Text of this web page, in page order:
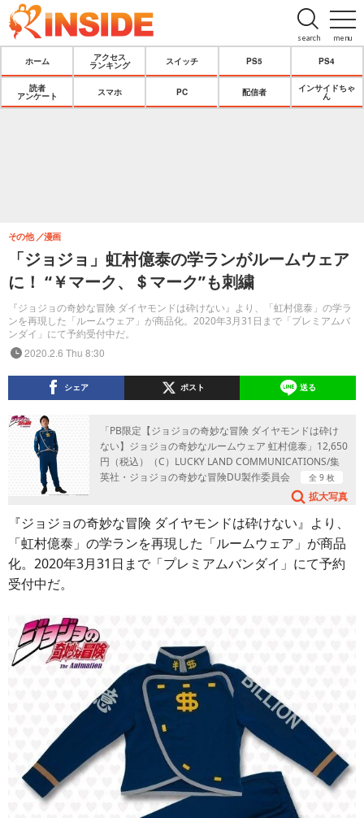
menu
search
ホーム
アクセス
ランキング
スイッチ PS5 PS4
読者
アンケート
スマホ PC 配信者
インサイドちゃ
ん
「ジョジョ」虹村億泰の学ランがルームウェア
に！ “￥マーク、＄マーク”も刺繍
『ジョジョの奇妙な冒険 ダイヤモンドは砕けない』より、「虹村億泰」の学ラ
ンを再現した「ルームウェア」が商品化。2020年3月31日まで「プレミアムバ
ンダイ」にて予約受付中だ。
その他 漫画
2020.2.6 Thu 8:30
シェア ポスト 送る
「PB限定【ジョジョの奇妙な冒険 ダイヤモンドは砕け
ない】ジョジョの奇妙なルームウェア 虹村億泰」12,650
円（税込）（C）LUCKY LAND COMMUNICATIONS/集
英社・ジョジョの奇妙な冒険DU製作委員会
全 9 枚
拡大写真
『ジョジョの奇妙な冒険 ダイヤモンドは砕けない』より、
「虹村億泰」の学ランを再現した「ルームウェア」が商品
化。2020年3月31日まで「プレミアムバンダイ」にて予約
受付中だ。